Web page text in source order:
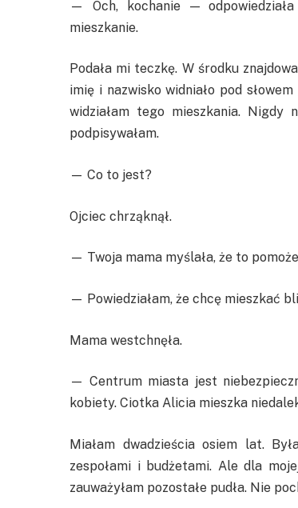
— Och, kochanie —
mieszkanie.
Podała mi teczkę. W środku
imię i nazwisko widniało pod
widziałam tego mieszkania. Nigdy
podpisywałam.
— Co to jest?
Ojciec chrząknął.
— Twoja mama myślała, że to
— Powiedziałam, że chcę mieszkać
Mama westchnęła.
— Centrum miasta jest
kobiety. Ciotka Alicia mieszka
Miałam dwadzieścia osiem lat.
zespołami i budżetami. Ale dla
zauważyłam pozostałe pudła. Nie